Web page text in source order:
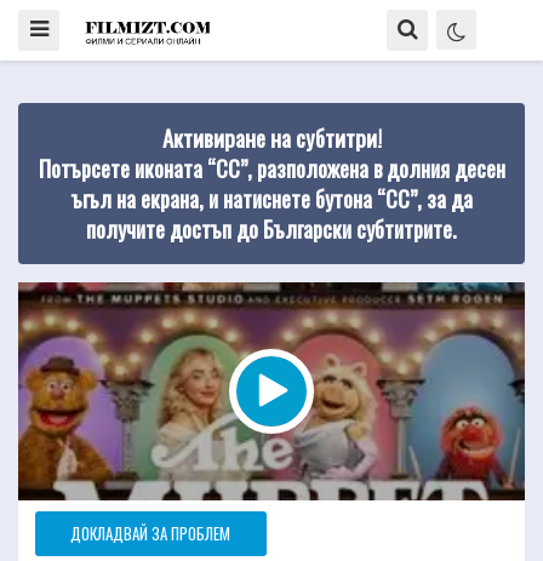
Активиране на субтитри!
Потърсете иконата “CC”, разположена в долния десен
ъгъл на екрана, и натиснете бутона “CC”, за да
получите достъп до Български субтитрите.
ДОКЛАДВАЙ ЗА ПРОБЛЕМ